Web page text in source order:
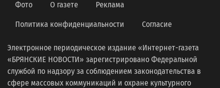
Фото О газете Реклама
Политика конфиденциальности Согласие
Электронное периодическое издание «Интернет-газета
«БРЯНСКИЕ НОВОСТИ» зарегистрировано Федеральной
службой по надзору за соблюдением законодательства в
сфере массовых коммуникаций и охране культурного